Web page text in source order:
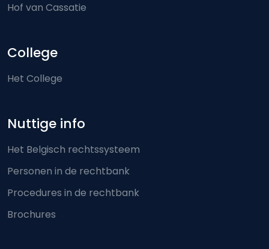
Hof van Cassatie
College
Het College
Nuttige info
Het Belgisch rechtssysteem
Personen in de rechtbank
Procedures in de rechtbank
Brochures